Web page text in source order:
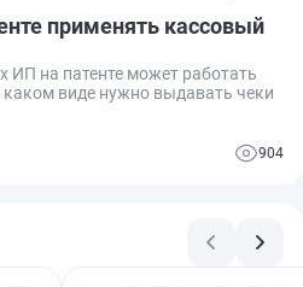
применять кассовый
ИП на патенте может работать
каком виде нужно выдавать чеки
904